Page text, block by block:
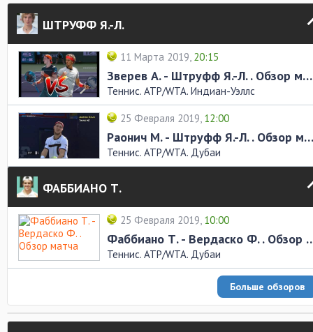
ШТРУФФ Я.-Л.
11 Марта 2019, 20:15
Зверев А. - Штруфф Я.-Л. . Обзор матча
Теннис. ATP/WTA. Индиан-Уэллс
25 Февраля 2019, 12:00
Раонич М. - Штруфф Я.-Л. . Обзор матча
Теннис. ATP/WTA. Дубаи
ФАББИАНО Т.
25 Февраля 2019, 10:00
Фаббиано Т. -
Теннис. ATP/WTA. Дубаи
Больше обзоров